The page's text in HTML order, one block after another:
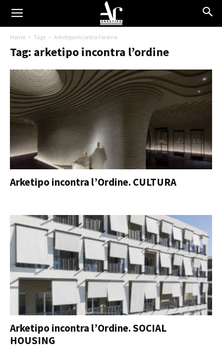
Home Tags Arketipo incontra l’ordine
Tag: arketipo incontra l’ordine
Arketipo incontra l’Ordine. CULTURA
Arketipo incontra l’Ordine. SOCIAL
HOUSING